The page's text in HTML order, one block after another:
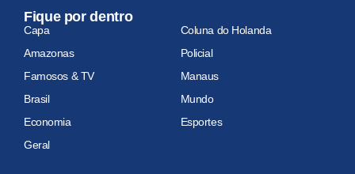
Fique por dentro
Capa
Coluna do Holanda
Amazonas
Policial
Famosos & TV
Manaus
Brasil
Mundo
Economia
Esportes
Geral